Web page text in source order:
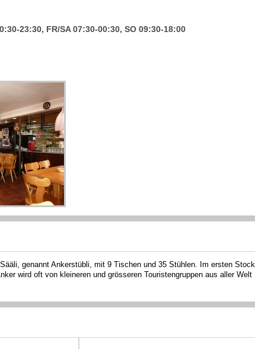
23:30, FR/SA 07:30-00:30, SO 09:30-18:00
genannt Ankerstübli, mit 9 Tischen und 35 Stühlen. Im ersten Stock
wird oft von kleineren und grösseren Touristengruppen aus aller Welt